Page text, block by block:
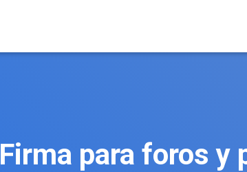
Firma para foros